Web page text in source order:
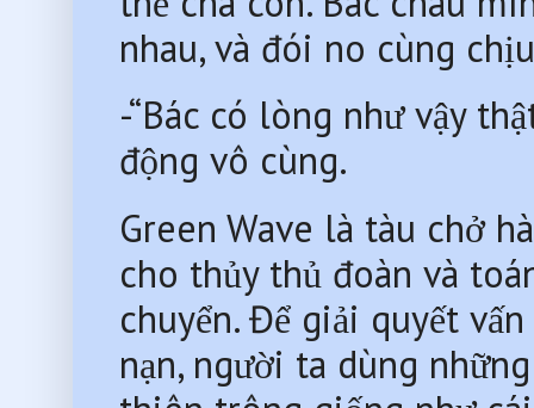
nhau, và đói no cùng
-“Bác có lòng như vậy
động vô cùng.
Green Wave là tàu chở
cho thủy thủ đoàn và
chuyển. Để giải quyết
nạn, người ta dùng